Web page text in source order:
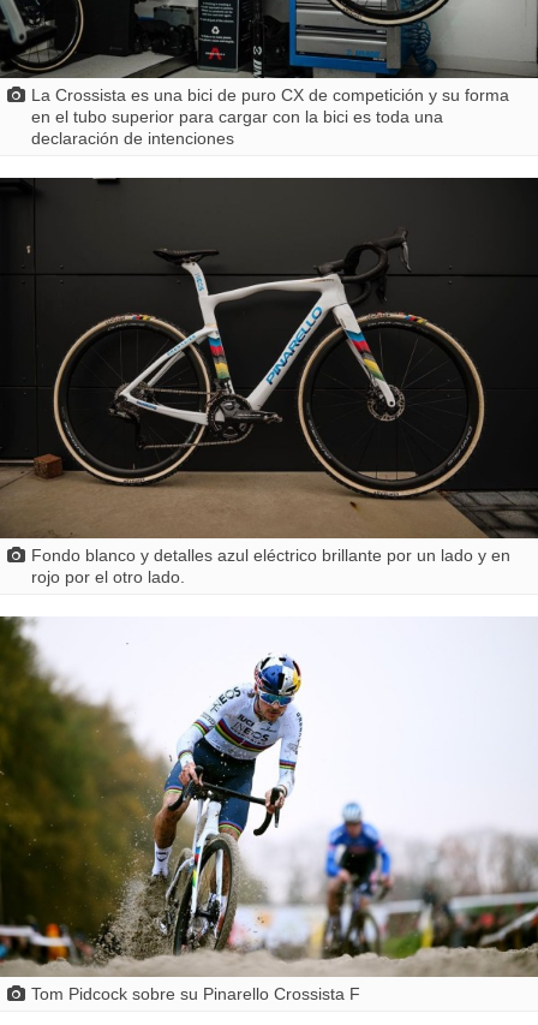
La Crossista es una bici de puro CX de competición y su forma
en el tubo superior para cargar con la bici es toda una
declaración de intenciones
Fondo blanco y detalles azul eléctrico brillante por un lado y en
rojo por el otro lado.
Tom Pidcock sobre su Pinarello Crossista F